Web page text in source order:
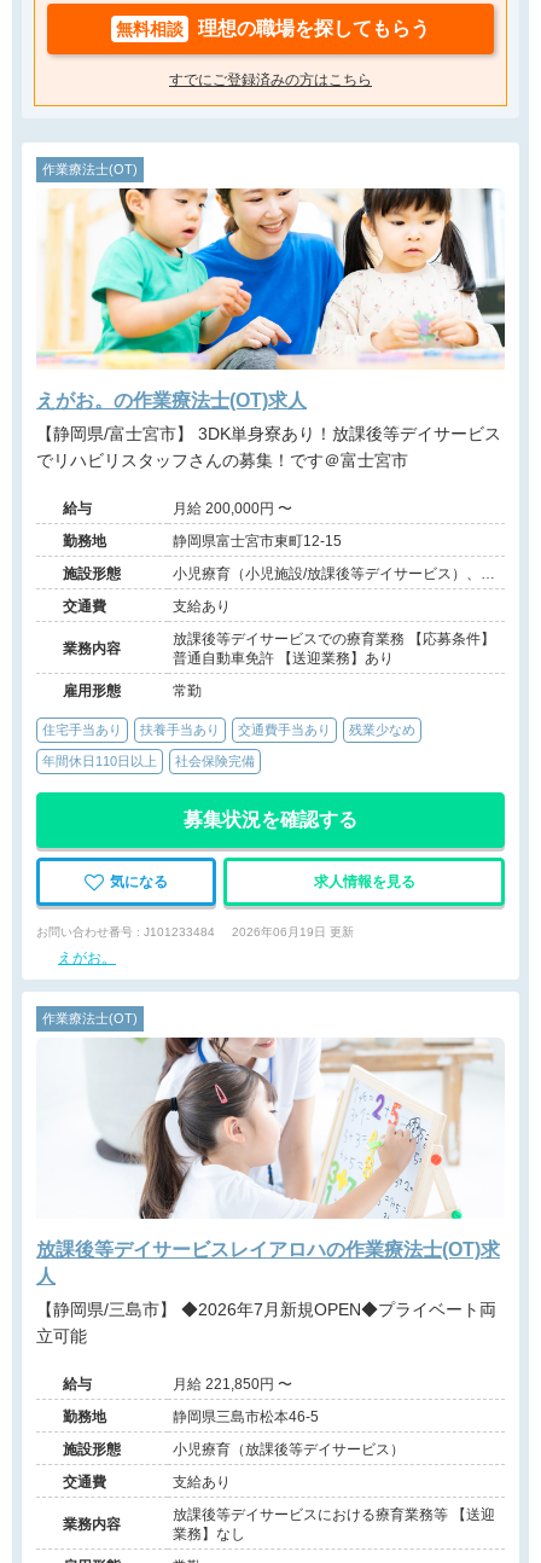
無料相談 理想の職場を探してもらう
すでにご登録済みの方はこちら
作業療法士(OT)
えがお。の作業療法士(OT)求人
【静岡県/富士宮市】 3DK単身寮あり！放課後等デイサービス
でリハビリスタッフさんの募集！です＠富士宮市
給与
月給 200,000円 〜
勤務地
静岡県富士宮市東町12-15
施設形態
小児療育（小児施設/放課後等デイサービス）、そ
の他（障害者支援）
交通費 支給あり
業務内容
放課後等デイサービスでの療育業務 【応募条件】
普通自動車免許 【送迎業務】あり
雇用形態
常勤
住宅手当あり 扶養手当あり 交通費手当あり 残業少なめ
年間休日110日以上 社会保険完備
募集状況を確認する
気になる 求人情報を見る
お問い合わせ番号 : J101233484 2026年06月19日 更新
えがお。
作業療法士(OT)
放課後等デイサービスレイアロハの作業療法士(OT)求
人
【静岡県/三島市】 ◆2026年7月新規OPEN◆プライベート両
立可能
給与
月給 221,850円 〜
勤務地
静岡県三島市松本46-5
施設形態
小児療育（放課後等デイサービス）
交通費
支給あり
業務内容
放課後等デイサービスにおける療育業務等 【送迎
業務】なし